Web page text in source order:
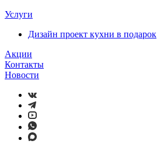
Услуги
Дизайн проект кухни в подарок
Акции
Контакты
Новости